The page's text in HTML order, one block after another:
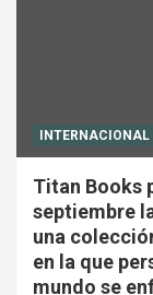
INTERNACIONAL
Titan Books
septiembre
una
en la que
mundo se